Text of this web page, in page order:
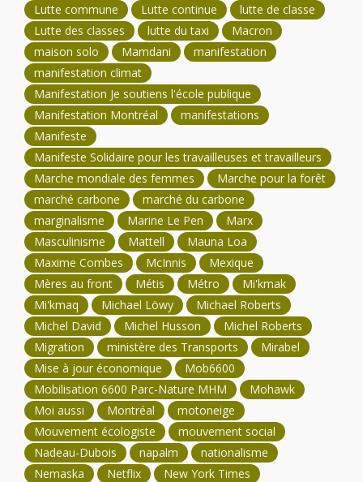
Lutte commune
Lutte continue
lutte de classe
Lutte des classes
lutte du taxi
Macron
maison solo
Mamdani
manifestation
manifestation climat
Manifestation Je soutiens l'école publique
Manifestation Montréal
manifestations
Manifeste
Manifeste Solidaire pour les travailleuses et travailleurs
Marche mondiale des femmes
Marche pour la forêt
marché carbone
marché du carbone
marginalisme
Marine Le Pen
Marx
Masculinisme
Mattell
Mauna Loa
Maxime Combes
McInnis
Mexique
Mères au front
Métis Métro
Mi'kmak
Mi'kmaq
Michael Löwy
Michael Roberts
Michel David
Michel Husson
Michel Roberts
Migration
ministère des Transports
Mirabel
Mise à jour économique
Mob6600
Mobilisation 6600 Parc-Nature MHM
Mohawk
Moi aussi
Montréal
motoneige
Mouvement écologiste
mouvement social
Nadeau-Dubois
napalm
nationalisme
Nemaska
Netflix
New York Times